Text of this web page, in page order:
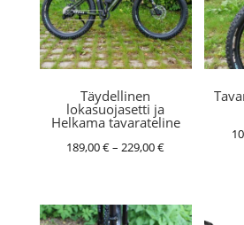
Täydellinen
lokasuojasetti ja
Helkama tavarateline
189,00€– 229,00€Hintaluokka:
229,00 €